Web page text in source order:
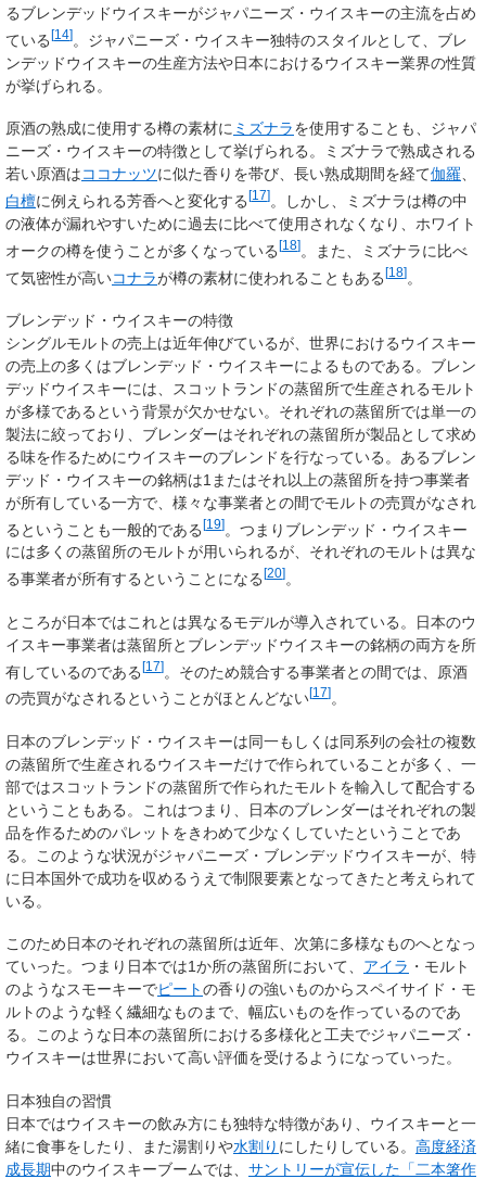
るブレンデッドウイスキーがジャパニーズ・ウイスキーの主流を占め
ている[14]。ジャパニーズ・ウイスキー独特のスタイルとして、ブレ
ンデッドウイスキーの生産方法や日本におけるウイスキー業界の性質
が挙げられる。
原酒の熟成に使用する樽の素材に ミズナラを使用することも、ジャパ
ニーズ・ウイスキーの特徴として挙げられる。ミズナラで熟成される
若い原酒はココナッツに似た香りを帯び、長い熟成期間を経て伽羅
白檀に例えられる芳香へと変化する [17] 。しかし、ミズナラは樽の中
の液体が漏れやすいために過去に比べて使用されなくなり、ホワイト
オークの樽を使うことが多くなっている[18]。また、ミズナラに比べ
て気密性が高いコナラが樽の素材に使われることもある[18]
ブレンデッド・ウイスキーの特徴
シングルモルトの売上は近年伸びているが、世界におけるウイスキー
の売上の多くはブレンデッド・ウイスキーによるものである。ブレン
デッドウイスキーには、スコットランドの蒸留所で生産されるモルト
が多様であるという背景が欠かせない。それぞれの蒸留所では単一の
製法に絞っており、ブレンダーはそれぞれの蒸留所が製品として求め
る味を作るためにウイスキーのブレンドを行なっている。あるブレン
デッド・ウイスキーの銘柄は1またはそれ以上の蒸留所を持つ事業者
が所有している一方で、様々な事業者との間でモルトの売買がなされ
るということも一般的である[19]。つまりブレンデッド・ウイスキー
には多くの蒸留所のモルトが用いられるが、それぞれのモルトは異な
る事業者が所有するということになる [20] 。
ところが日本ではこれとは異なるモデルが導入されている。日本のウ
イスキー事業者は蒸留所とブレンデッドウイスキーの銘柄の両方を所
有しているのである[17]。そのため競合する事業者との間では、原酒
の売買がなされるということがほとんどない[17] 。
日本のブレンデッド・ウイスキーは同一もしくは同系列の会社の複数
の蒸留所で生産されるウイスキーだけで作られていることが多く、一
部ではスコットランドの蒸留所で作られたモルトを輸入して配合する
ということもある。これはつまり、日本のブレンダーはそれぞれの製
品を作るためのパレットをきわめて少なくしていたということであ
る。このような状況がジャパニーズ・ブレンデッドウイスキーが、特
に日本国外で成功を収めるうえで制限要素となってきたと考えられて
いる。
このため日本のそれぞれの蒸留所は近年、次第に多様なものへとなっ
ていった。つまり日本では1か所の蒸留所において、 アイラ ・モルト
のようなスモーキーでピートの香りの強いものからスペイサイド・モ
ルトのような軽く繊細なものまで、幅広いものを作っているのであ
る。このような日本の蒸留所における多様化と工夫でジャパニーズ・
ウイスキーは世界において高い評価を受けるようになっていった。
日本独自の習慣
日本ではウイスキーの飲み方にも独特な特徴があり、ウイスキーと一
緒に食事をしたり、また湯割りや水割り にしたりしている。 高度経済
成長期中のウイスキーブームでは、 サントリーが宣伝した「二本箸作